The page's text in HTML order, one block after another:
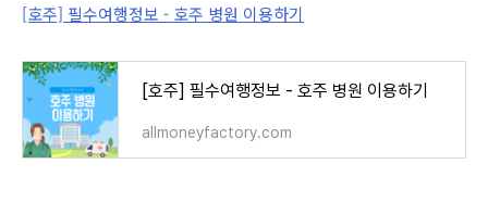
[호주] 필수여행정보 - 호주 병원 이용하기
[호주] 필수여행정보 - 호주 병원 이용하기
allmoneyfactory.com